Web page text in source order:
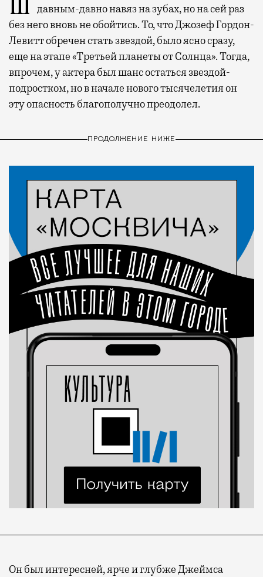
давным-давно навяз на зубах, но на сей раз
без него вновь не обойтись. То, что Джозеф Гордон-
Левитт обречен стать звездой, было ясно сразу,
еще на этапе «Третьей планеты от Солнца». Тогда,
впрочем, у актера был шанс остаться звездой-
подростком, но в начале нового тысячелетия он
эту опасность благополучно преодолел.
ПРОДОЛЖЕНИЕ НИЖЕ
Он был интересней, ярче и глубже Джеймса